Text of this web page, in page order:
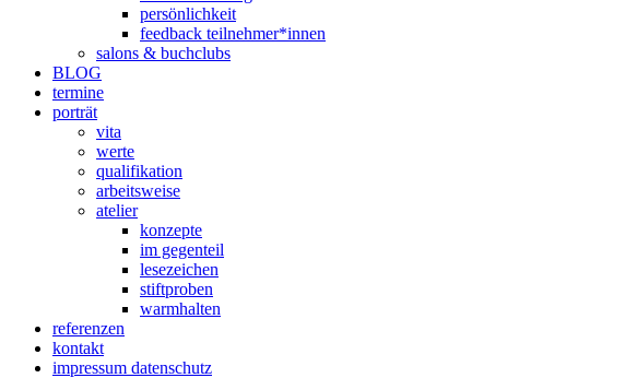
persönlichkeit
feedback teilnehmer*innen
salons & buchclubs
BLOG
termine
porträt
vita
werte
qualifikation
arbeitsweise
atelier
konzepte
im gegenteil
lesezeichen
stiftproben
warmhalten
referenzen
kontakt
impressum datenschutz